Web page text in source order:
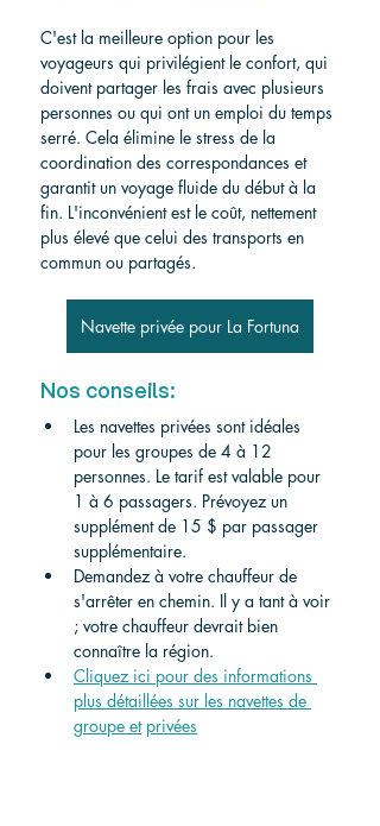
C'est la meilleure option pour les
voyageurs qui privilégient le confort, qui
doivent partager les frais avec plusieurs
personnes ou qui ont un emploi du temps
serré. Cela élimine le stress de la
coordination des correspondances et
garantit un voyage fluide du début à la
fin. L'inconvénient est le coût, nettement
plus élevé que celui des transports en
commun ou partagés.
Navette privée pour La Fortuna
Nos conseils:
Les navettes privées sont idéales
pour les groupes de 4 à 12
personnes. Le tarif est valable pour
1 à 6 passagers. Prévoyez un
supplément de 15 $ par passager
supplémentaire.
Demandez à votre chauffeur de
s'arrêter en chemin. Il y a tant à voir
; votre chauffeur devrait bien
connaître la région.
Cliquez ici pour des informations
plus détaillées sur les navettes de
groupe et privées